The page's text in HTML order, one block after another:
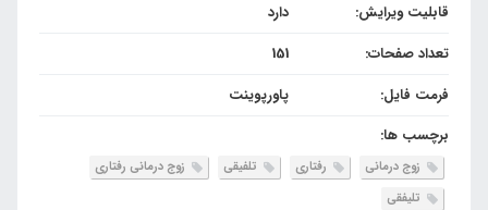
قابلیت ویرایش:
دارد
تعداد صفحات:
151
فرمت فایل:
پاورپوینت
برچسب ها:
زوج درمانی رفتاری تلفیقی
زوج درمانی رفتاری
تلیفقی